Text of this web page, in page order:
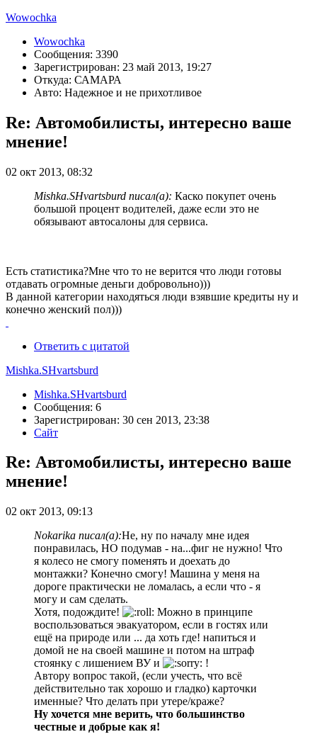
Wowochka
Wowochka
Сообщения: 3390
Зарегистрирован: 23 май 2013, 19:27
Откуда: САМАРА
Авто: Надежное и не прихотливое
Re: Автомобилисты, интересно ваше
мнение!
02 окт 2013, 08:32
Mishka.SHvartsburd писал(а): Каско покупет очень
большой процент водителей, даже если это не
обязывают автосалоны для сервиса.
Есть статистика?Мне что то не верится что люди готовы
отдавать огромные деньги добровольно)))
В данной категории находяться люди взявшие кредиты ну и
конечно женский пол)))
Ответить с цитатой
Mishka.SHvartsburd
Mishka.SHvartsburd
Сообщения: 6
Зарегистрирован: 30 сен 2013, 23:38
Сайт
Re: Автомобилисты, интересно ваше
мнение!
02 окт 2013, 09:13
Nokarika писал(а):Не, ну по началу мне идея
понравилась, НО подумав - на...фиг не нужно! Что
я колесо не смогу поменять и доехать до
монтажки? Конечно смогу! Машина у меня на
дороге практически не ломалась, а если что - я
могу и сам сделать.
Хотя, подождите!
Можно в принципе
воспользоваться эвакуатором, если в гостях или
ещë на природе или ... да хоть где! напиться и
домой не на своей машине и потом на штраф
стоянку с лишением ВУ и
!
Автору вопрос такой, (если учесть, что всë
действительно так хорошо и гладко) карточки
именные? Что делать при утере/краже?
Ну хочется мне верить, что большинство
честные и добрые как я!